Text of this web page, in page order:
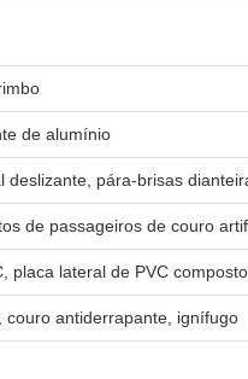
de alumínio
deslizante, pára-brisas
de passageiros de couro
placa lateral de PVC composto
couro antiderrapante, ignífugo